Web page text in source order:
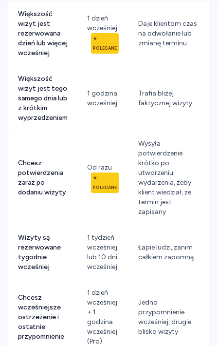
Większość
wizyt jest
rezerwowana
dzień lub więcej
wcześniej
1 dzień
wcześniej
★
POLECANE
Daje klientom czas
na odwołanie lub
zmianę terminu
Większość
wizyt jest tego
samego dnia lub
z krótkim
wyprzedzeniem
1 godzina
wcześniej
Trafia bliżej
faktycznej wizyty
Chcesz
potwierdzenia
zaraz po
dodaniu wizyty
Od razu
★
POLECANE
Wysyła
potwierdzenie
krótko po
utworzeniu
wydarzenia, żeby
klient wiedział, że
termin jest
zapisany
Wizyty są
rezerwowane
tygodnie
wcześniej
1 tydzień
wcześniej
lub 10 dni
wcześniej
Łapie ludzi, zanim
całkiem zapomną
Chcesz
wcześniejsze
ostrzeżenie i
ostatnie
przypomnienie
1 dzień
wcześniej
+ 1
godzina
wcześniej
(Pro)
Jedno
przypomnienie
wcześniej, drugie
blisko wizyty